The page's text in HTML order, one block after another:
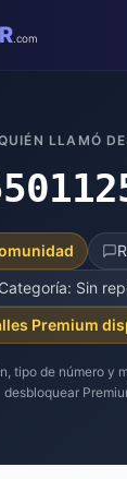
.com
LLAMÓ
Categoría: Sin
Premium
tipo de número y
desbloquear